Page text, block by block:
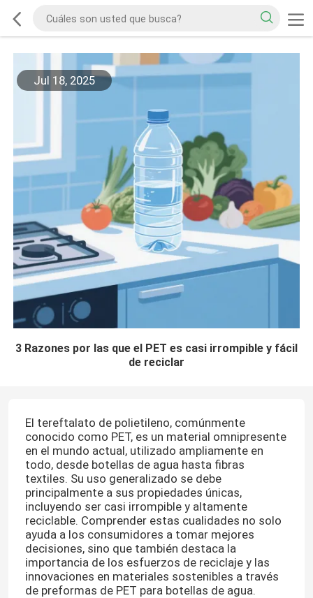
Jul 18, 2025
3 Razones por las que el PET es casi irrompible y fácil
de reciclar
El tereftalato de polietileno, comúnmente
conocido como PET, es un material omnipresente
en el mundo actual, utilizado ampliamente en
todo, desde botellas de agua hasta fibras
textiles. Su uso generalizado se debe
principalmente a sus propiedades únicas,
incluyendo ser casi irrompible y altamente
reciclable. Comprender estas cualidades no solo
ayuda a los consumidores a tomar mejores
decisiones, sino que también destaca la
importancia de los esfuerzos de reciclaje y las
innovaciones en materiales sostenibles a través
de preformas de PET para botellas de agua.